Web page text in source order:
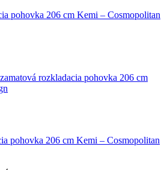
pohovka 206 cm Kemi – Cosmopolitan
rozkladacia pohovka 206 cm
pohovka 206 cm Kemi – Cosmopolitan